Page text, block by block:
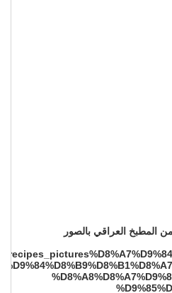
من المطبخ العراقي بالصور